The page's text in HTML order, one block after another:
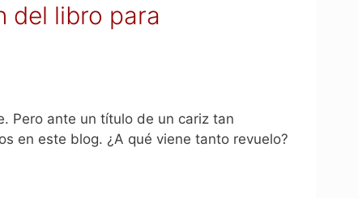
del libro para
Pero ante un título de un cariz tan
en este blog. ¿A qué viene tanto revuelo?